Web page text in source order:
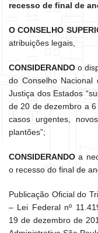
recesso de final de
O CONSELHO
atribuições legais,
CONSIDERANDO o
do Conselho
Justiça dos Estados
de 20 de dezembro a
casos urgentes,
plantões”;
CONSIDERANDO a
o recesso do final de
Publicação Oficial do
– Lei Federal nº
19 de dezembro de